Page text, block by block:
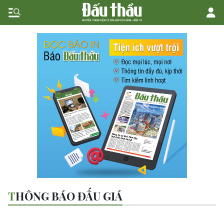
THÔNG BÁO ĐẤU GIÁ